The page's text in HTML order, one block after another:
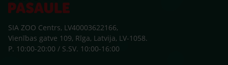
SIA ZOO Centrs, LV40003622166,
Vienības gatve 109, Rīga, Latvija, LV-1058.
P. 10:00-20:00 / S.SV. 10:00-16:00